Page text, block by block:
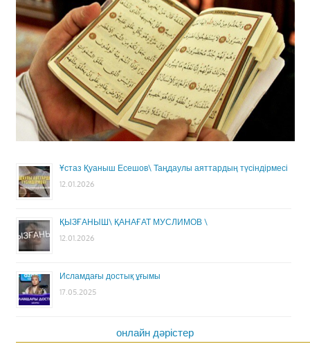
Ұстаз Қуаныш Есешов\ Таңдаулы аяттардың түсіндірмесі
12.01.2026
ҚЫЗҒАНЫШ\ ҚАНАҒАТ МУСЛИМОВ \
12.01.2026
Исламдағы достық ұғымы
17.05.2025
онлайн дәрістер